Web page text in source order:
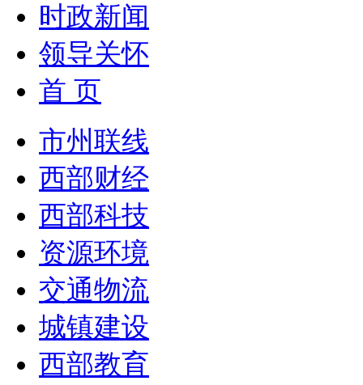
时政新闻
领导关怀
首 页
市州联线
西部财经
西部科技
资源环境
交通物流
城镇建设
西部教育